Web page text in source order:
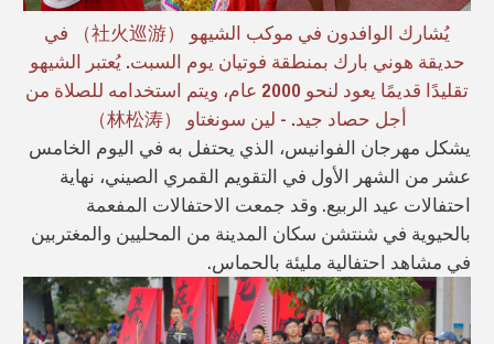
يُشارك الوافدون في موكب الشيهو （社火巡游） في
حديقة هوني بارك بمنطقة فوتيان يوم السبت. يُعتبر الشيهو
تقليدًا قديمًا يعود لنحو 2000 عام، ويتم استخدامه للصلاة من
أجل حصاد جيد. - لين سونغتاو （林松涛）
يشكل مهرجان الفوانيس، الذي يحتفل به في اليوم الخامس
عشر من الشهر الأول في التقويم القمري الصيني، نهاية
احتفالات عيد الربيع. وقد جمعت الاحتفالات المفعمة
بالحيوية في شنتشن سكان المدينة من المحليين والمغتربين
في مشاهد احتفالية مليئة بالحماس.